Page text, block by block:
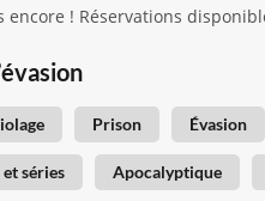
! Réservations
Prison Évasion
séries Apocalyptique